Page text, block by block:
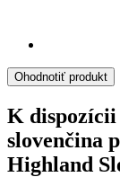
Ohodnotiť produkt
K
slovenčina
Highland